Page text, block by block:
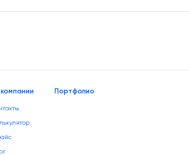
Портфолио